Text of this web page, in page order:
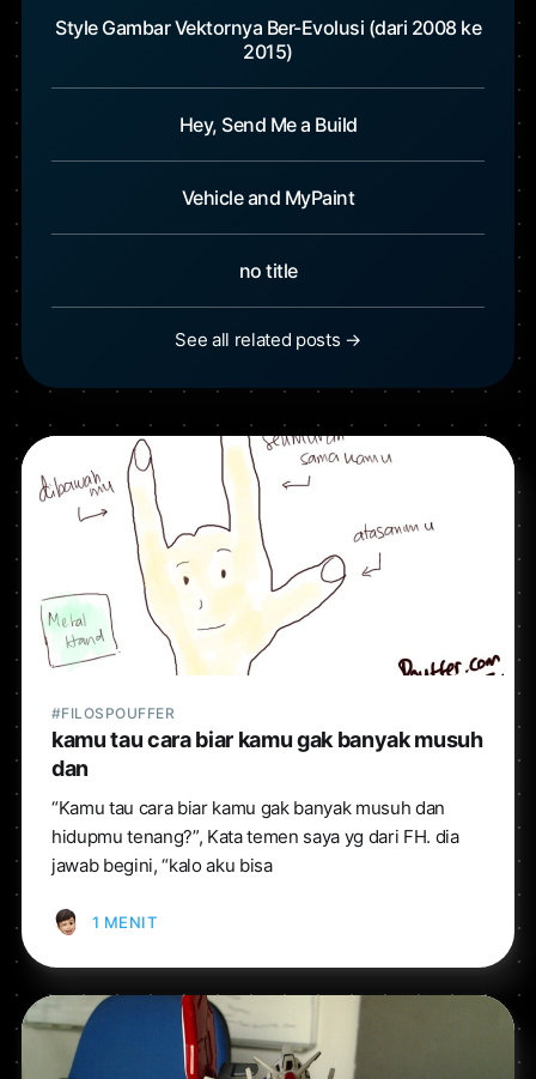
Style Gambar Vektornya Ber-Evolusi (dari 2008 ke
2015)
Hey, Send Me a Build
Vehicle and MyPaint
no title
See all related posts →
#FILOSPOUFFER
kamu tau cara biar kamu gak banyak musuh
dan
“Kamu tau cara biar kamu gak banyak musuh dan
hidupmu tenang?”, Kata temen saya yg dari FH. dia
jawab begini, “kalo aku bisa
1 MENIT